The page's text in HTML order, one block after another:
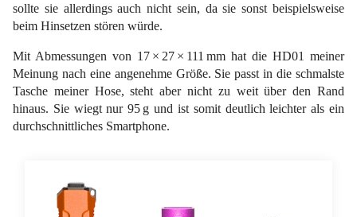
sollte sie allerdings auch nicht sein, da sie sonst beispielsweise
beim Hinsetzen stören würde.
Mit Abmessungen von 17 × 27 × 111 mm hat die HD01 meiner
Meinung nach eine angenehme Größe. Sie passt in die schmalste
Tasche meiner Hose, steht aber nicht zu weit über den Rand
hinaus. Sie wiegt nur 95 g und ist somit deutlich leichter als ein
durchschnittliches Smartphone.